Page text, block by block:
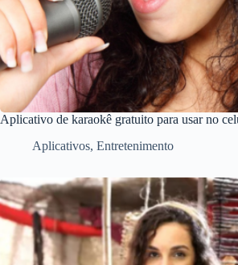
Aplicativo de karaokê gratuito para usar no
Aplicativos, Entretenimento